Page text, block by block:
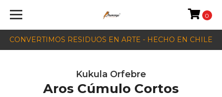
CONVERTIMOS RESIDUOS EN ARTE - HECHO EN CHILE
0
Kukula Orfebre
Aros Cúmulo Cortos